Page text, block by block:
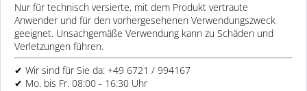
Nur für technisch versierte, mit dem Produkt vertraute
Anwender und für den vorhergesehenen Verwendungszweck
geeignet. Unsachgemäße Verwendung kann zu Schäden und
Verletzungen führen.
✔ Wir sind für Sie da: +49 6721 / 994167
✔ Mo. bis Fr. 08:00 - 16:30 Uhr